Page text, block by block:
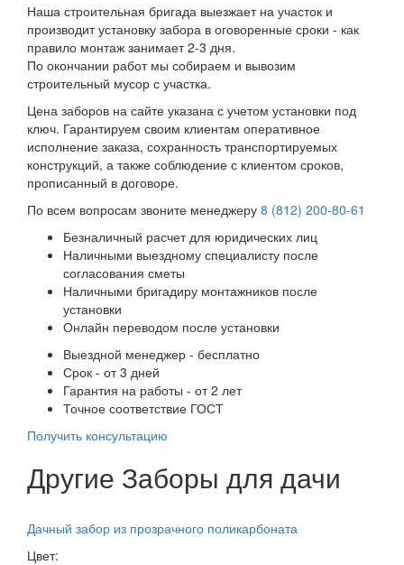
Наша строительная бригада выезжает на участок и
производит установку забора в оговоренные сроки - как
правило монтаж занимает 2-3 дня.
По окончании работ мы собираем и вывозим
строительный мусор с участка.
Цена заборов на сайте указана с учетом установки под
ключ. Гарантируем своим клиентам оперативное
исполнение заказа, сохранность транспортируемых
конструкций, а также соблюдение с клиентом сроков,
прописанный в договоре.
По всем вопросам звоните менеджеру 8 (812) 200-80-61
Безналичный расчет для юридических лиц
Наличными выездному специалисту после
согласования сметы
Наличными бригадиру монтажников после
установки
Онлайн переводом после установки
Выездной менеджер - бесплатно
Срок - от 3 дней
Гарантия на работы - от 2 лет
Точное соответствие ГОСТ
Получить консультацию
Другие Заборы для дачи
Дачный забор из прозрачного поликарбоната
Цвет: